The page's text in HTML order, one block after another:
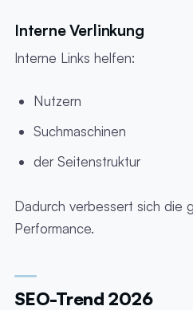
Interne Verlinkung
Interne Links helfen:
Nutzern
Suchmaschinen
der Seitenstruktur
Dadurch verbessert sich die
Performance.
SEO-Trend 2026